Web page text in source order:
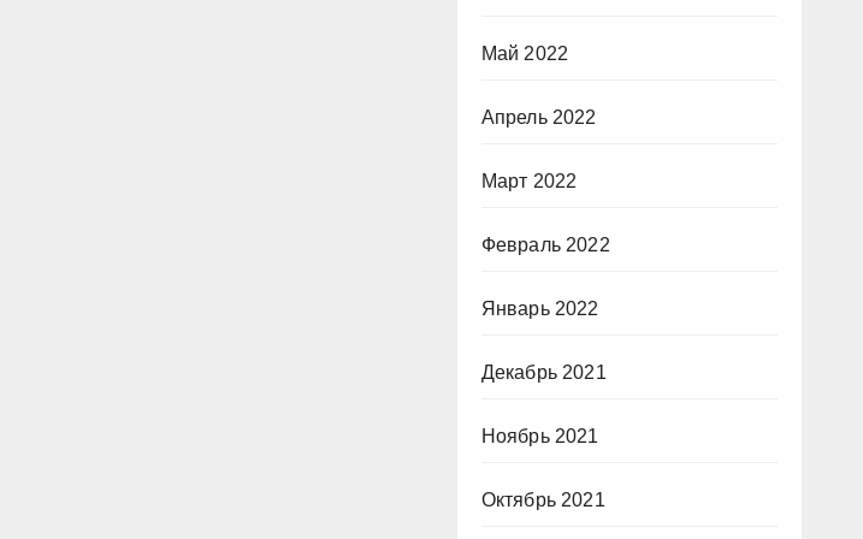
Май 2022
Апрель 2022
Март 2022
Февраль 2022
Январь 2022
Декабрь 2021
Ноябрь 2021
Октябрь 2021